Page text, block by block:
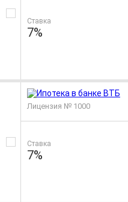
Ставка
7%
Лицензия № 1000
Ставка
7%